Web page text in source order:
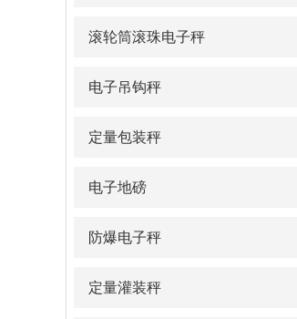
滚轮筒滚珠电子秤
电子吊钩秤
定量包装秤
电子地磅
防爆电子秤
定量灌装秤